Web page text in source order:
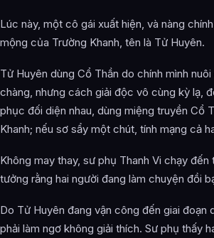
Lúc này, một cô gái xuất hiện, và nàng
mộng của Trường Khanh, tên là Tử Huyên.
Tử Huyên dùng Cổ Thần do chính mình
chàng, nhưng cách giải độc vô cùng kỳ lạ,
phục đối diện nhau, dùng miệng truyền Cổ
Khanh; nếu sơ sẩy một chút, tính mạng cả
Không may thay, sư phụ Thanh Vi chạy đến
tưởng rằng hai người đang làm chuyện đồi
Do Tử Huyên đang vận công đến giai đoạn
phải làm ngơ không giải thích. Sư phụ thấy